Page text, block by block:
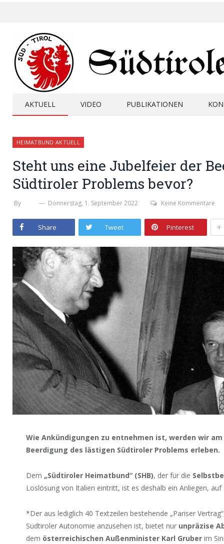
AKTUELL VIDEO PUBLIKATIONEN
HEIMATBUND AKTUELL
Steht uns eine Jubelfeier der
Südtiroler Problems bevor?
By Donnerstag, 1. September 2022 Keine Kommentare
Share Tweet Pinterest +
Wie Ankündigungen zu entnehmen ist, werden wir
Beerdigung des lästigen Südtiroler Problems erleben.
Dem „Südtiroler Heimatbund“ (SHB), der für die
Loslösung von Italien eintritt, ist es deshalb ein Anliegen, auf
*Der aus lediglich 40 Textzeilen bestehende „Pariser
Südtiroler Autonomie anzusehen ist, bietet nur unpräzise
dem österreichischen Außenminister Karl Gruber im